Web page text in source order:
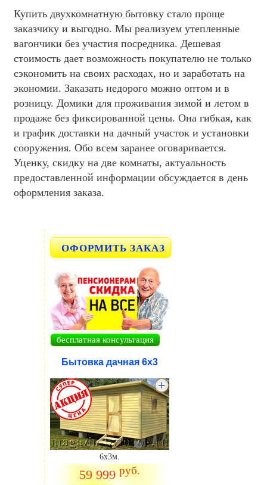
Купить двухкомнатную бытовку стало проще
заказчику и выгодно. Мы реализуем утепленные
вагончики без участия посредника. Дешевая
стоимость дает возможность покупателю не только
сэкономить на своих расходах, но и заработать на
экономии. Заказать недорого можно оптом и в
розницу. Домики для проживания зимой и летом в
продаже без фиксированной цены. Она гибкая, как
и график доставки на дачный участок и установки
сооружения. Обо всем заранее оговаривается.
Уценку, скидку на две комнаты, актуальность
предоставленной информации обсуждается в день
оформления заказа.
ОФОРМИТЬ ЗАКАЗ
бесплатная консультация
Бытовка дачная 6х3
.
6х3м.
59 999руб.